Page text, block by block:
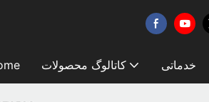
کاتالوگ محصولات خدماتی